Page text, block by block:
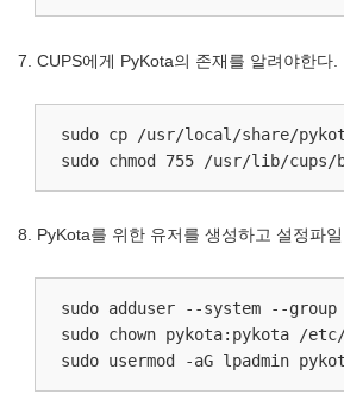
7. CUPS에게 PyKota의 존재를 알려야한다.
sudo cp /usr/local/share/
sudo chmod 755 /usr/lib/cups/
8. PyKota를 위한 유저를 생성하고 설정파
sudo adduser --system --
sudo chown pykota:pykota /
sudo usermod -aG lpadmin